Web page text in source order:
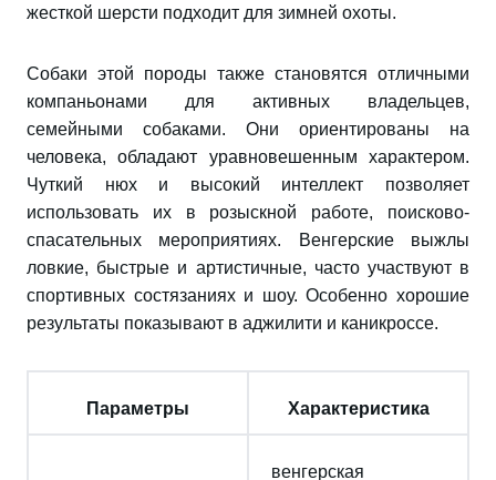
жесткой шерсти подходит для зимней охоты.
Собаки этой породы также становятся отличными
компаньонами для активных владельцев,
семейными собаками. Они ориентированы на
человека, обладают уравновешенным характером.
Чуткий нюх и высокий интеллект позволяет
использовать их в розыскной работе, поисково-
спасательных мероприятиях. Венгерские выжлы
ловкие, быстрые и артистичные, часто участвуют в
спортивных состязаниях и шоу. Особенно хорошие
результаты показывают в аджилити и каникроссе.
Параметры Характеристика
венгерская